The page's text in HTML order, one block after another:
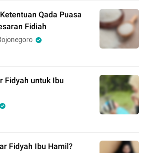
Qada Puasa
Fidiah
Fidyah untuk Ibu
Fidyah Ibu Hamil?